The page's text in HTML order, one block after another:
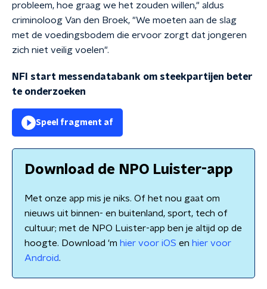
probleem, hoe graag we het zouden willen," aldus
criminoloog Van den Broek, "We moeten aan de slag
met de voedingsbodem die ervoor zorgt dat jongeren
zich niet veilig voelen".
NFI start messendatabank om steekpartijen beter
te onderzoeken
Speel fragment af
Download de NPO Luister-app
Met onze app mis je niks. Of het nou gaat om
nieuws uit binnen- en buitenland, sport, tech of
cultuur; met de NPO Luister-app ben je altijd op de
hoogte. Download 'm hier voor iOS en hier voor
Android.